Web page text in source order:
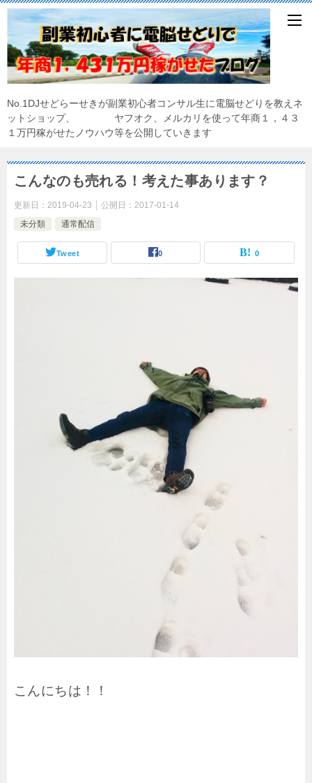
No.1DJせどらーせきが副業初心者コンサル生に電脳せどりを教えネ
ットショップ、 ヤフオク、メルカリを使って年商１，４３
１万円稼がせたノウハウ等を公開していきます
こんなのも売れる！考えた事あります？
更新日： 2019-04-23 公開日： 2017-01-14
未分類
通常配信
Tweet 0 0
こんにちは！！